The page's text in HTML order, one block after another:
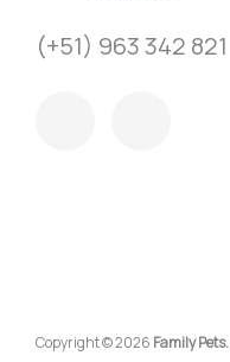
(+51) 963 342 821
Copyright © 2026 Family Pets.